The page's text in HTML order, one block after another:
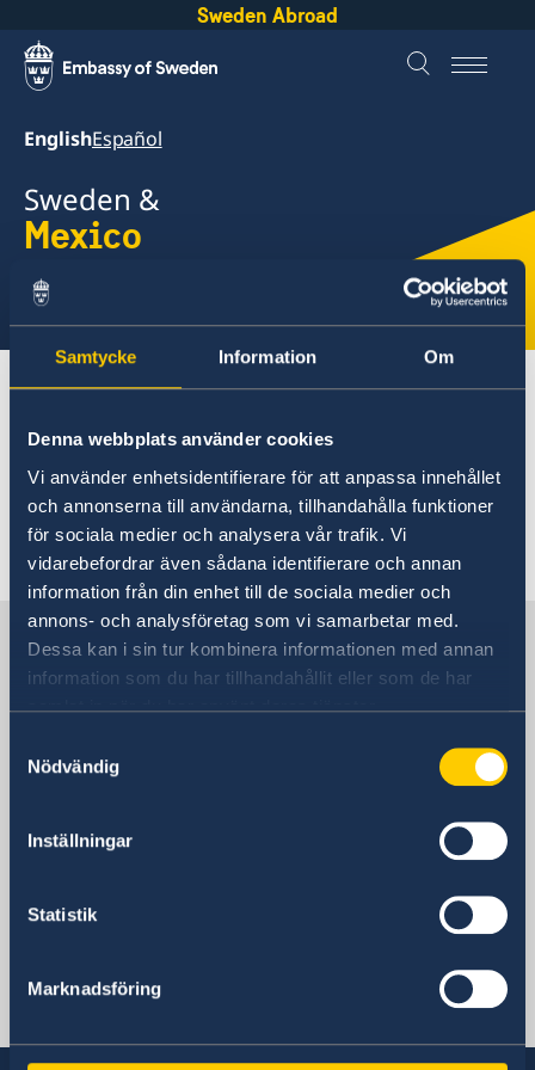
Samtycke Information Om
Denna webbplats använder cookies
Vi använder enhetsidentifierare för att anpassa innehållet
och annonserna till användarna, tillhandahålla funktioner
för sociala medier och analysera vår trafik. Vi
vidarebefordrar även sådana identifierare och annan
information från din enhet till de sociala medier och
annons- och analysföretag som vi samarbetar med.
Dessa kan i sin tur kombinera informationen med annan
information som du har tillhandahållit eller som de har
samlat in när du har använt deras tjänster.
Nödvändig
Inställningar
Statistik
Marknadsföring
Sweden Abroad
EnglishEspañol
Sweden &
Mexico
Select
here
About Sweden Mexico Going to Sweden?
Mexico
Going to Sweden?
Visiting Sweden
Moving to someone in Sweden
Working in Sweden
Studying in Sweden
Bring a pet to Sweden
Going to Sweden
Sweden in Mexico
Sweden's mission
Katia Vara
Utnämnd honorärkonsul
Monterrey
Norma Cerros